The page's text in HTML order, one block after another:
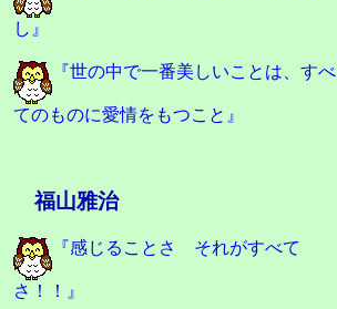
し』
『世の中で一番美しいことは、すべ
てのものに愛情をもつこと』
福山雅治
『感じることさ それがすべて
さ！！』